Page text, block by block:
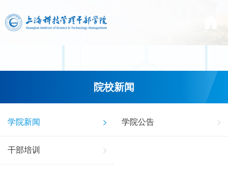
院校新闻
学院新闻 学院公告
干部培训